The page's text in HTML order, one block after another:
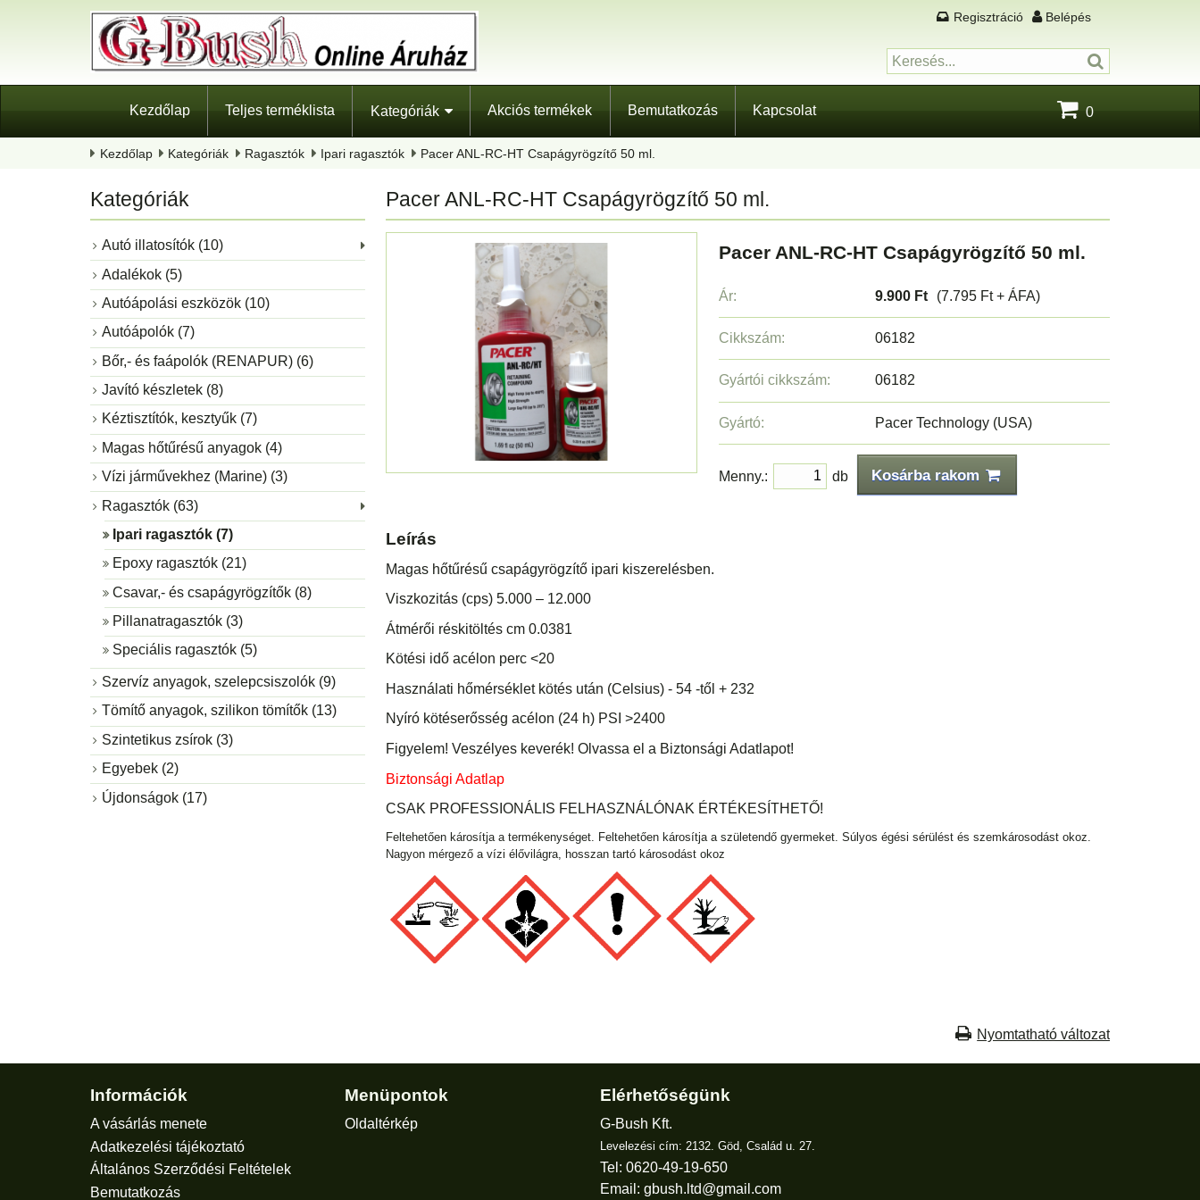
Regisztráció Belépés
Kezdőlap Teljes terméklista Kategóriák Akciós termékek Bemutatkozás Kapcsolat 0
Kezdőlap Kategóriák Ragasztók Ipari ragasztók Pacer ANL-RC-HT Csapágyrögzítő 50 ml.
Pacer ANL-RC-HT Csapágyrögzítő 50 ml.
Pacer ANL-RC-HT Csapágyrögzítő 50 ml.
Ár: 9.900 Ft (7.795 Ft + ÁFA)
Cikkszám: 06182
Gyártói cikkszám: 06182
Gyártó: Pacer Technology (USA)
Menny.: db Kosárba rakom
Leírás
Magas hőtűrésű csapágyrögzítő ipari kiszerelésben.
Viszkozitás (cps) 5.000 – 12.000
Átmérői réskitöltés cm 0.0381
Kötési idő acélon perc <20
Használati hőmérséklet kötés után (Celsius) - 54 -től + 232
Nyíró kötéserősség acélon (24 h) PSI >2400
Figyelem! Veszélyes keverék! Olvassa el a Biztonsági Adatlapot!
Biztonsági Adatlap
CSAK PROFESSIONÁLIS FELHASZNÁLÓNAK ÉRTÉKESÍTHETŐ!
Feltehetően károsítja a termékenységet. Feltehetően károsítja a születendő gyermeket. Súlyos égési sérülést és szemkárosodást okoz.
Nagyon mérgező a vízi élővilágra, hosszan tartó károsodást okoz
Nyomtatható változat
Kategóriák
Autó illatosítók (10)
Adalékok (5)
Autóápolási eszközök (10)
Autóápolók (7)
Bőr,- és faápolók (RENAPUR) (6)
Javító készletek (8)
Kéztisztítók, kesztyűk (7)
Magas hőtűrésű anyagok (4)
Vízi járművekhez (Marine) (3)
Ragasztók (63)
Ipari ragasztók (7)
Epoxy ragasztók (21)
Csavar,- és csapágyrögzítők (8)
Pillanatragasztók (3)
Speciális ragasztók (5)
Szervíz anyagok, szelepcsiszolók (9)
Tömítő anyagok, szilikon tömítők (13)
Szintetikus zsírok (3)
Egyebek (2)
Újdonságok (17)
Információk
A vásárlás menete
Adatkezelési tájékoztató
Általános Szerződési Feltételek
Bemutatkozás
Menüpontok
Oldaltérkép
Elérhetőségünk
G-Bush Kft.
Levelezési cím: 2132. Göd, Család u. 27.
Tel: 0620-49-19-650
Email: gbush.ltd@gmail.com